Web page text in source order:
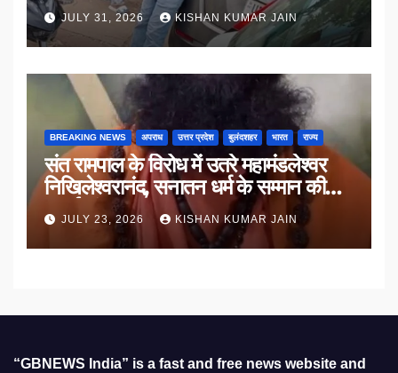
JULY 31, 2026 KISHAN KUMAR JAIN
BREAKING NEWS अपराध उत्तर प्रदेश बुलंदशहर भारत राज्य
संत रामपाल के विरोध में उतरे महामंडलेश्वर
निखिलेश्वरानंद, सनातन धर्म के सम्मान की
उठाई मांग
JULY 23, 2026 KISHAN KUMAR JAIN
“GBNEWS India” is a fast and free news website and